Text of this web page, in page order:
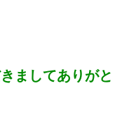
ましてありがと